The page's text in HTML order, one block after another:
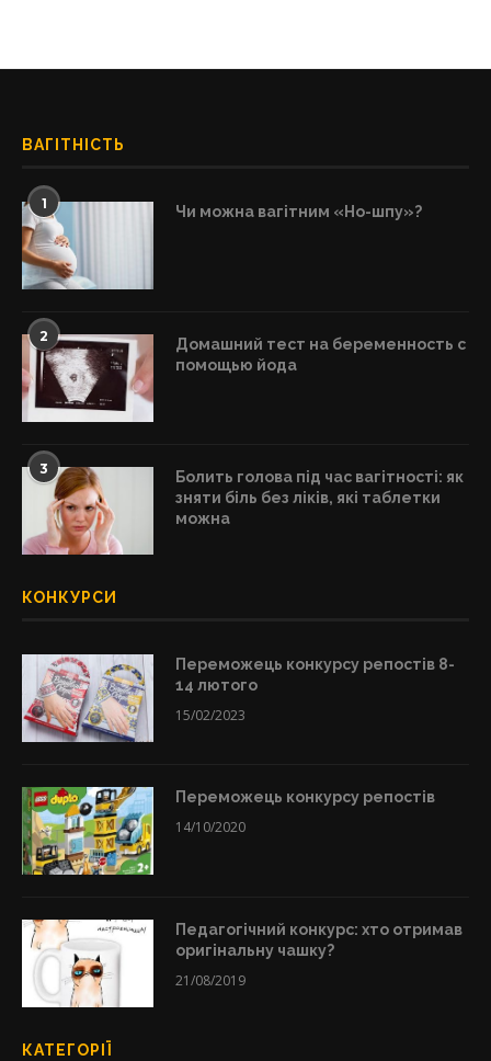
ВАГІТНІСТЬ
1 Чи можна вагітним «Но-шпу»?
2
Домашний тест на беременность с
помощью йода
3
Болить голова під час вагітності: як
зняти біль без ліків, які таблетки
можна
КОНКУРСИ
Переможець конкурсу репостів 8-
14 лютого
15/02/2023
Переможець конкурсу репостів
14/10/2020
Педагогічний конкурс: хто отримав
оригінальну чашку?
21/08/2019
КАТЕГОРІЇ